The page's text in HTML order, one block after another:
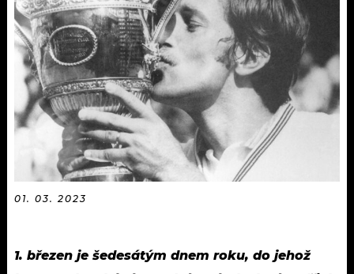
KVÍZY
VIP
TRENDY
KULTURA
MIX
OSTATNÍ
PLAYLIST
JAK NALADIT
01. 03. 2023
1. březen je šedesátým dnem roku, do jehož